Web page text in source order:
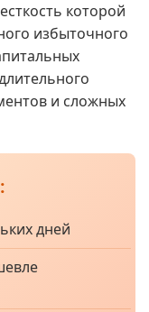
которой
избыточного
и сложных
дней